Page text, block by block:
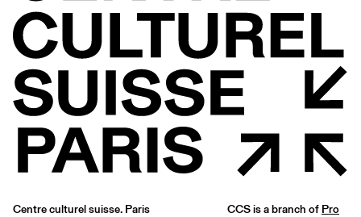
Centre culturel suisse. Paris CCS is a branch of Pro